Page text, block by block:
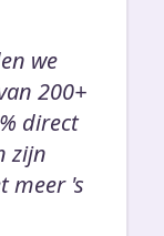
we
200+
direct
zijn
meer 's